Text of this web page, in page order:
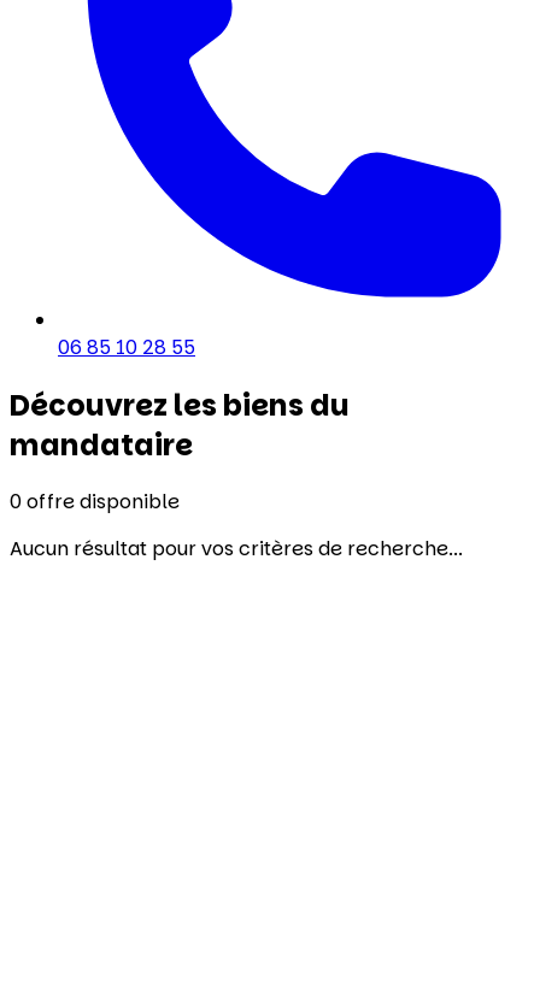
06 85 10 28 55
Découvrez les biens du
mandataire
0offre disponible
Aucun résultat pour vos critères de recherche...